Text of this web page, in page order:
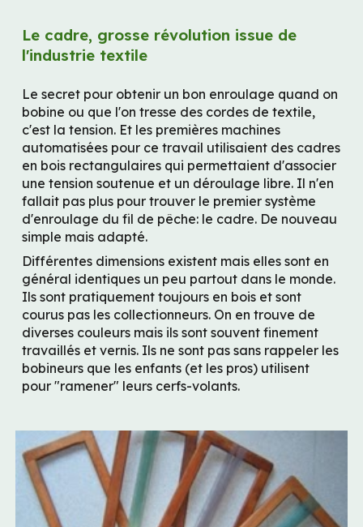
Le cadre, grosse révolution issue de
l'industrie textile
Le secret pour obtenir un bon enroulage quand on
bobine ou que l'on tresse des cordes de textile,
c'est la tension. Et les premières machines
automatisées pour ce travail utilisaient des cadres
en bois rectangulaires qui permettaient d'associer
une tension soutenue et un déroulage libre. Il n'en
fallait pas plus pour trouver le premier système
d'enroulage du fil de pêche: le cadre. De nouveau
simple mais adapté.
Différentes dimensions existent mais elles sont en
général identiques un peu partout dans le monde.
Ils sont pratiquement toujours en bois et sont
courus pas les collectionneurs. On en trouve de
diverses couleurs mais ils sont souvent finement
travaillés et vernis. Ils ne sont pas sans rappeler les
bobineurs que les enfants (et les pros) utilisent
pour "ramener" leurs cerfs-volants.